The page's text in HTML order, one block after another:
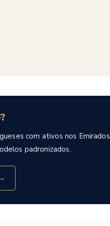
com ativos nos Emirados
padronizados.